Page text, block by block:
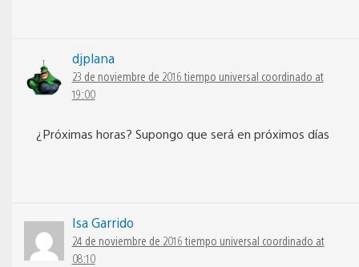
djplana
23 de noviembre de 2016 tiempo universal coordinado at
19:00
¿Próximas horas? Supongo que será en próximos días
Isa Garrido
24 de noviembre de 2016 tiempo universal coordinado at
08:10